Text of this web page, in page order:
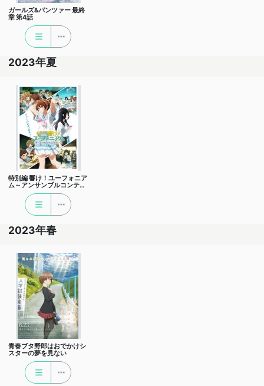
ガールズ&パンツァー 最終
章 第4話
2023年夏
特別編 響け！ユーフォニア
ム～アンサンブルコンテス
2023年春
青春ブタ野郎はおでかけシ
スターの夢を見ない